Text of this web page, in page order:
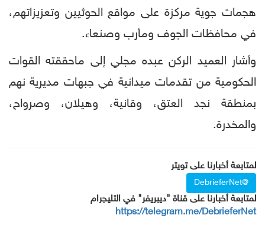
هجمات جوية مركزة على مواقع الحوثيين وتعزيزاتهم،
في محافظات الجوف ومأرب وصنعاء.
وأشار العميد الركن عبده مجلي إلى ماحققته القوات
الحكومية من تقدمات ميدانية في جبهات مديرية نهم
بمنطقة نجد العتق، وقانية، وهيلان، وصرواح،
والمخدرة.
لمتابعة أخبارنا على تويتر
@DebrieferNet
لمتابعة أخبارنا على قناة "ديبريفر" في التليجرام
https://telegram.me/DebrieferNet